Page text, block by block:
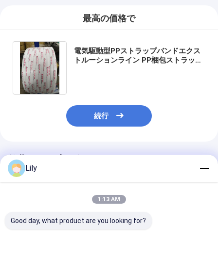
最高の価格で
電気駆動型PPストラップバンドエクス
トルーションライン PP梱包ストラップ
続行
推薦されたプロダクト
Lily
1:13 AM
Good day, what product are you looking for?